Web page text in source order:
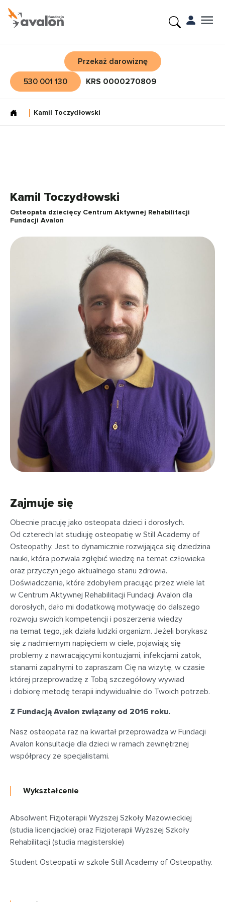
Przekaż darowiznę
530 001 130
KRS 0000270809
Kamil Toczydłowski
Kamil Toczydłowski
Osteopata dziecięcy Centrum Aktywnej Rehabilitacji
Fundacji Avalon
Zajmuje się
Obecnie pracuję jako osteopata dzieci i dorosłych.
Od czterech lat studiuję osteopatię w Still Academy of
Osteopathy. Jest to dynamicznie rozwijająca się dziedzina
nauki, która pozwala zgłębić wiedzę na temat człowieka
oraz przyczyn jego aktualnego stanu zdrowia.
Doświadczenie, które zdobyłem pracując przez wiele lat
w Centrum Aktywnej Rehabilitacji Fundacji Avalon dla
dorosłych, dało mi dodatkową motywację do dalszego
rozwoju swoich kompetencji i poszerzenia wiedzy
na temat tego, jak działa ludzki organizm. Jeżeli borykasz
się z nadmiernym napięciem w ciele, pojawiają się
problemy z nawracającymi kontuzjami, infekcjami zatok,
stanami zapalnymi to zapraszam Cię na wizytę, w czasie
której przeprowadzę z Tobą szczegółowy wywiad
i dobiorę metodę terapii indywidualnie do Twoich potrzeb.
Z Fundacją Avalon związany od 2016 roku.
Nasz osteopata raz na kwartał przeprowadza w Fundacji
Avalon konsultacje dla dzieci w ramach zewnętrznej
współpracy ze specjalistami.
Wykształcenie
Absolwent Fizjoterapii Wyższej Szkoły Mazowieckiej
(studia licencjackie) oraz Fizjoterapii Wyższej Szkoły
Rehabilitacji (studia magisterskie)
Student Osteopatii w szkole Still Academy of Osteopathy.